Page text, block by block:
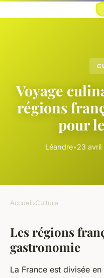
Voyage
régions
pour
Léandre•23 avril
Accueil›Culture
Les régions
gastronomie
La France est divisée